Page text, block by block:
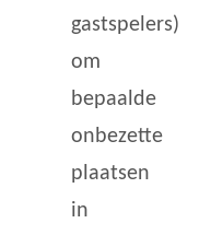
gastspelers)
om
bepaalde
onbezette
plaatsen
in